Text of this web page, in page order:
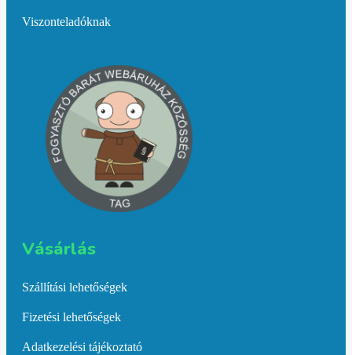
Viszonteladóknak
Vásárlás​
Szállítási lehetőségek
Fizetési lehetőségek
Adatkezelési tájékoztató